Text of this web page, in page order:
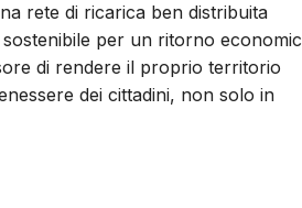
rete di ricarica ben distribuita
per un ritorno
di rendere il proprio territorio
dei cittadini, non solo in